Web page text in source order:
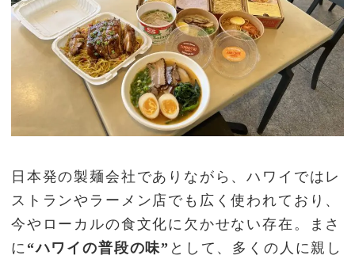
日本発の製麺会社でありながら、ハワイではレ
ストランやラーメン店でも広く使われており、
今やローカルの食文化に欠かせない存在。まさ
に “ハワイの普段の味” として、多くの人に親し